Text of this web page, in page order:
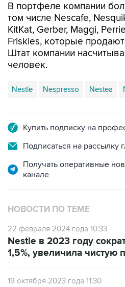
В портфеле компании
том числе Nescafe,
KitKat, Gerber, Maggi,
Friskies, которые
Штат компании
человек.
Nestle Nespresso Nestea
Купить подписку на
Подписаться на рассылку
Получать оперативные
канале
НОВОСТИ ПО ТЕМЕ
22 февраля 2024 года 10:33
Nestle в 2023 году
1,5%, увеличила чистую
19 октября 2023 года 11:30